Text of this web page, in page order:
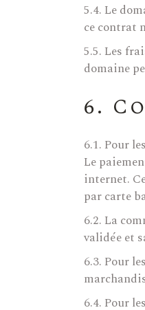
5.4. Le
ce contrat
5.5. Les
domaine
6.
6.1. Pour
Le
internet.
par carte
6.2. La
validée et
6.3. Pour
6.4. Pour